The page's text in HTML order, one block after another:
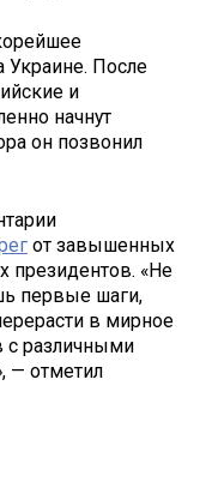
Украине. После
и
начнут
он позвонил
от завышенных
президентов. «Не
первые шаги,
в мирное
с различными
— отметил